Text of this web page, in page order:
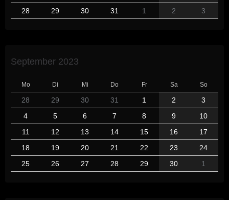
28
29 30 31 1 2 3
September 2023
Mo Di Mi Do Fr Sa So
28 29 30 31 1 2
3
4
5 6 7 8 9
10
11
12 13 14 15 16
17
18
19 20 21 22 23
24
25
26 27 28 29 30 1